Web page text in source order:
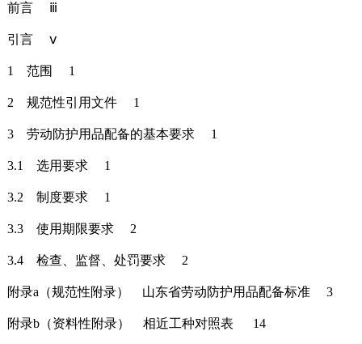
前言 ⅲ
引言 ⅴ
1 范围 1
2 规范性引用文件 1
3 劳动防护用品配备的基本要求 1
3.1 选用要求 1
3.2 制度要求 1
3.3 使用期限要求 2
3.4 检查、监督、处罚要求 2
附录a（规范性附录） 山东省劳动防护用品配备标准 3
附录b（资料性附录） 相近工种对照表 14